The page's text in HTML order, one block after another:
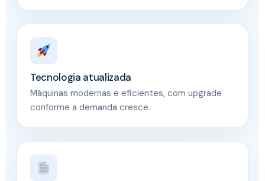
Tecnologia atualizada
Máquinas modernas e eficientes, com upgrade
conforme a demanda cresce.